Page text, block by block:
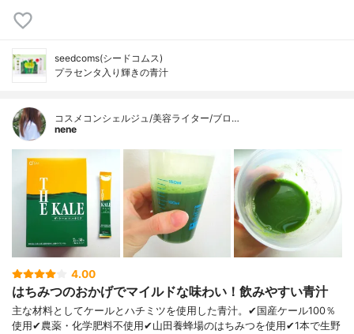
seedcoms(シードコムス)
プラセンタ入り輝きの青汁
コスメコンシェルジュ/美容ライター/ブロ…
nene
4.00
はちみつのおかげでマイルドな味わい！飲みやすい青汁
主な材料としてケールとハチミツを使用した青汁。✔国産ケール100％
使用✔農薬・化学肥料不使用✔山田養蜂場のはちみつを使用✔1本で生野